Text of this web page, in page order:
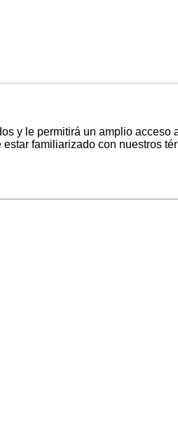
y le permitirá un amplio
familiarizado con nuestros